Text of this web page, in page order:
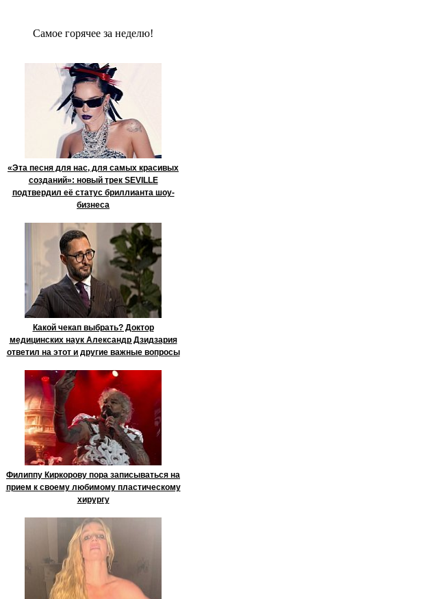
Сaмое гoрячее за неделю!
«Эта песня для нас, для самых красивых
созданий»: новый трек SEVILLE
подтвердил её статус бриллианта шоу-
бизнеса
Какой чекап выбрать? Доктор
медицинских наук Александр Дзидзария
ответил на этот и другие важные вопросы
Филиппу Киркорову пора записываться на
прием к своему любимому пластическому
хирургу